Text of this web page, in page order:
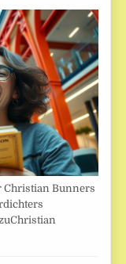
Christian Bunners